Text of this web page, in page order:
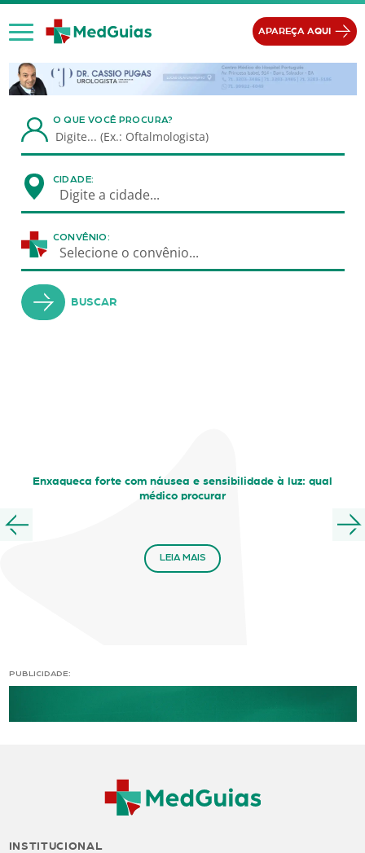
Ir para o conteúdo
APAREÇA AQUI
O QUE VOCÊ PROCURA?
CIDADE:
Digite a cidade...
CONVÊNIO:
Selecione o convênio...
BUSCAR
Enxaqueca forte com náusea e sensibilidade à luz: qual
médico procurar
LEIA MAIS
PUBLICIDADE:
INSTITUCIONAL